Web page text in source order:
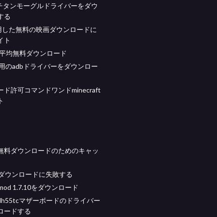
タンモーグルドライバーをダウ
る
た無料の映画ダウンロードに
ト
均無料ダウンロード
のadbドライバーをダウンロー
ド許可コマンドワンドminecraft
料ダウンロードのためのキャッ
ウンロードに失敗する
1.7.10をダウンロード
マザーボードのドライバー
ードする